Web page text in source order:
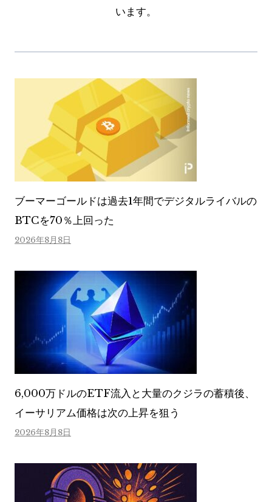
います。
ブーマーゴールドは過去1年間でデジタルライバルの
BTCを70％上回った
2026年8月8日
6,000万ドルのETF流入と大量のクジラの蓄積後、
イーサリアム価格は次の上昇を狙う
2026年8月8日